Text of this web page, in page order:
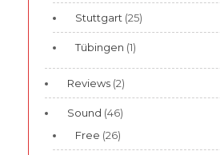
Stuttgart (25)
Tübingen (1)
Reviews (2)
Sound (46)
Free (26)